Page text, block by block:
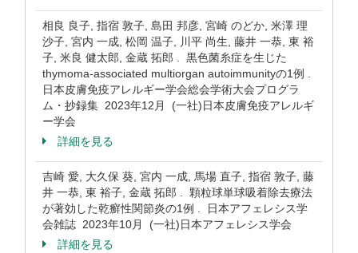
相良 良子, 指宿 敦子, 島田 邦彦, 宮崎 のどか, 米澤 理
沙子, 宮内 一成, 松岡 温子, 川平 尚生, 藤井 一恭, 東 裕
子, 米良 健太郎, 金蔵 拓郎 . 黒色菌糸症を生じた
thymoma-associated multiorgan autoimmunityの1例 .
日本皮膚免疫アレルギー学会総会学術大会プログラ
ム・抄録集 2023年12月 (一社)日本皮膚免疫アレルギ
ー学会
詳細を見る
吉崎 愛, 大久保 葵, 宮内 一成, 馬場 直子, 指宿 敦子, 藤
井 一恭, 東 裕子, 金蔵 拓郎 . 顆粒球単球吸着除去療法
が著効した乾癬性関節炎の1例 . 日本アフェレシス学
会雑誌 2023年10月 (一社)日本アフェレシス学会
詳細を見る